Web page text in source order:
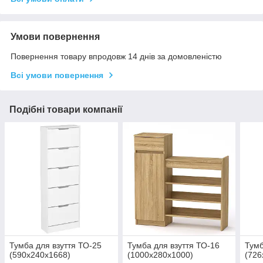
Умови повернення
Повернення товару впродовж 14 днів за домовленістю
Всі умови повернення
Подібні товари компанії
Тумба для взуття ТО-25
(590х240х1668)
Тумба для взуття ТО-16
(1000х280х1000)